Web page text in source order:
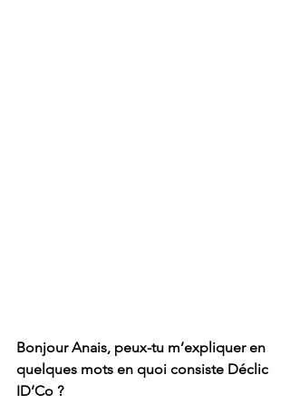
Bonjour Anais, peux-tu m’expliquer en
quelques mots en quoi consiste Déclic
ID’Co ?